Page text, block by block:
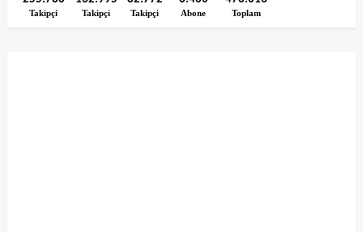
Takipçi Takipçi Takipçi Abone Toplam